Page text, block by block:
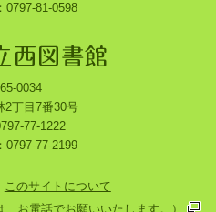
0797-81-0598
0034
2丁目7番30号
77-1222
0797-77-2199
このサイトについて
お電話でお願いいたします。）